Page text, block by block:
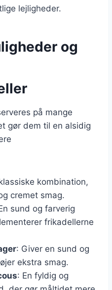
lejligheder.
og
på mange
gør dem til en alsidig
kombination,
cremet smag.
sund og farverig
frikadellerne
: Giver en sund og
ekstra smag.
: En fyldig og